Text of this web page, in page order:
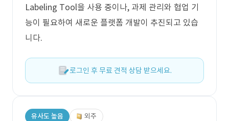
Labeling Tool을 사용 중이나, 과제 관리와 협업 기
능이 필요하여 새로운 플랫폼 개발이 추진되고 있습
니다.
로그인 후 무료 견적 상담 받으세요.
유사도 높음 외주